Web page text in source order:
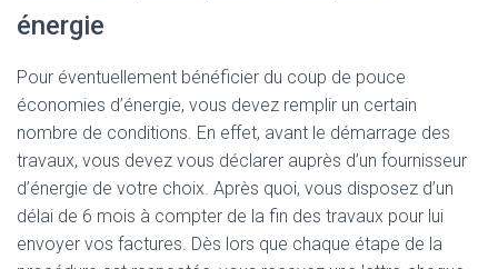
énergie
Pour éventuellement bénéficier du coup de pouce
économies d’énergie, vous devez remplir un certain
nombre de conditions. En effet, avant le démarrage des
travaux, vous devez vous déclarer auprès d’un fournisseur
d’énergie de votre choix. Après quoi, vous disposez d’un
délai de 6 mois à compter de la fin des travaux pour lui
envoyer vos factures. Dès lors que chaque étape de la